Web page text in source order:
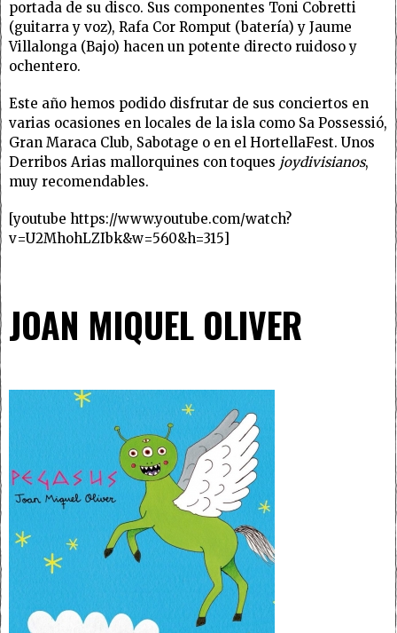
portada de su disco. Sus componentes Toni Cobretti
(guitarra y voz), Rafa Cor Romput (batería) y Jaume
Villalonga (Bajo) hacen un potente directo ruidoso y
ochentero.
Este año hemos podido disfrutar de sus conciertos en
varias ocasiones en locales de la isla como Sa Possessió,
Gran Maraca Club, Sabotage o en el HortellaFest. Unos
Derribos Arias mallorquines con toques joydivisianos,
muy recomendables.
[youtube https://www.youtube.com/watch?
v=U2MhohLZIbk&w=560&h=315]
JOAN MIQUEL OLIVER